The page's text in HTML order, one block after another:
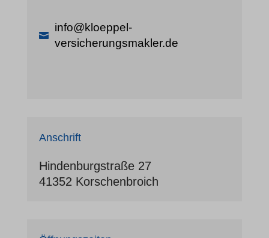
info@kloeppel-
versicherungsmakler.de
Anschrift
Hindenburgstraße 27
41352 Korschenbroich